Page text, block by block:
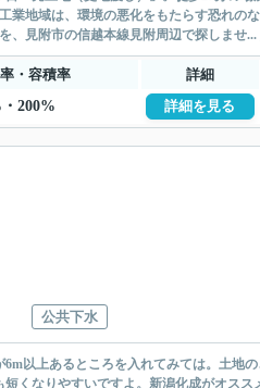
業地域は、環境の悪化をもたらす恐れの
、見附市の信越本線見附周辺で探しませ...
・容積率 詳細
200% 詳細を見る
公共下水
以上あるところを入れてみては。土地
くなりやすいですよ。新潟化成がオスス